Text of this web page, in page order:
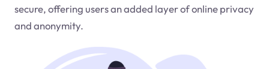
secure, offering users an added layer of online privacy
and anonymity.